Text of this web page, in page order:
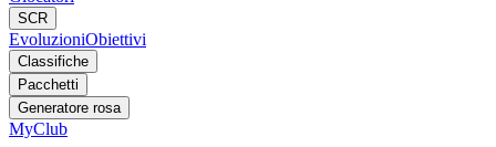
SCR
EvoluzioniObiettivi
Classifiche
Pacchetti
Generatore rosa
MyClub